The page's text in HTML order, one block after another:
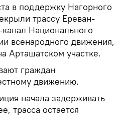
в поддержку Нагорного
трассу Ереван-
Национального
всенародного движения,
Арташатском участке.
граждан
движению.
начала задерживать
трасса остается